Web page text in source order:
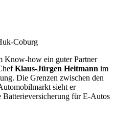
Coburg
Know-how ein guter Partner
Klaus-Jürgen Heitmann im
Die Grenzen zwischen den
sieht er
Batterieversicherung für E-Autos